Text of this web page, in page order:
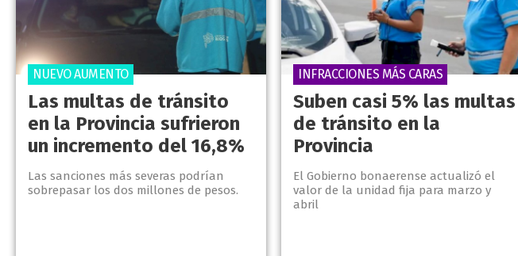
Las multas de tránsito
en la Provincia sufrieron
un incremento del 16,8%
Las sanciones más severas podrían
sobrepasar los dos millones de pesos.
NUEVO AUMENTO
Suben casi 5% las multas
de tránsito en la
Provincia
El Gobierno bonaerense actualizó el
valor de la unidad fija para marzo y
abril
INFRACCIONES MÁS CARAS